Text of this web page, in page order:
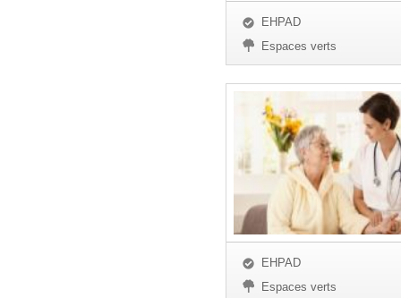
EHPAD
Espaces verts
EHPAD
Espaces verts